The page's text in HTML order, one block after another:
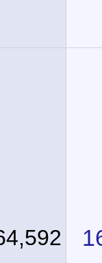
364,592